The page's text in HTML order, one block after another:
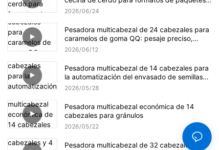
pequeños y a granel.
2026 06 24
Pesadora multicabezal de 24 cabezales para
caramelos de goma QQ: pesaje preciso,
suave y eficiente.
2026 06 12
Pesadora multicabezal de 14 cabezales para
la automatización del envasado de semillas
de girasol
2026 05 28
Pesadora multicabezal económica de 14
cabezales para gránulos
2026 05 22
Pesadora multicabezal de 32 cabezales y 4